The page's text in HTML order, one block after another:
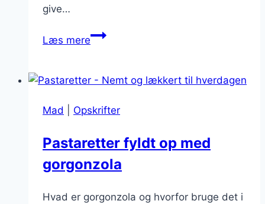
give…
Læs merePastaretter
i
stil
Mad Opskrifter
Pastaretter fyldt op med
gorgonzola
Hvad er gorgonzola og hvorfor bruge det i